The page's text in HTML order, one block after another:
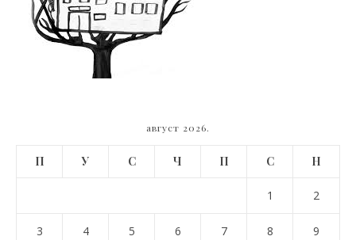
август 2026.
П У С Ч П С Н
1 2
3 4 5 6 7 8 9